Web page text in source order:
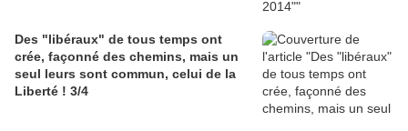
Des "libéraux" de tous temps ont
crée, façonné des chemins, mais un
seul leurs sont commun, celui de la
Liberté ! 3/4